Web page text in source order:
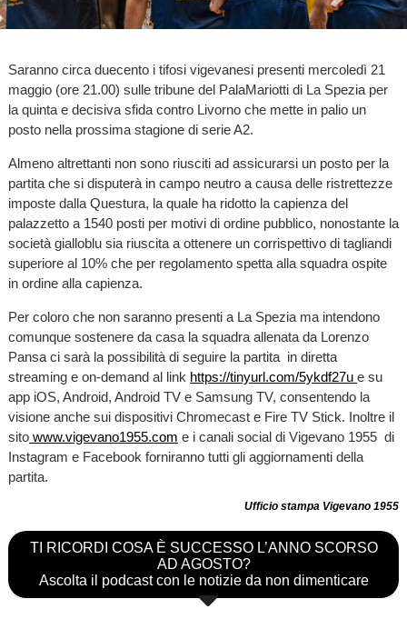
Saranno circa duecento i tifosi vigevanesi presenti mercoledì 21
maggio (ore 21.00) sulle tribune del PalaMariotti di La Spezia per
la quinta e decisiva sfida contro Livorno che mette in palio un
posto nella prossima stagione di serie A2.
Almeno altrettanti non sono riusciti ad assicurarsi un posto per la
partita che si disputerà in campo neutro a causa delle ristrettezze
imposte dalla Questura, la quale ha ridotto la capienza del
palazzetto a 1540 posti per motivi di ordine pubblico, nonostante la
società gialloblu sia riuscita a ottenere un corrispettivo di tagliandi
superiore al 10% che per regolamento spetta alla squadra ospite
in ordine alla capienza.
Per coloro che non saranno presenti a La Spezia ma intendono
comunque sostenere da casa la squadra allenata da Lorenzo
Pansa ci sarà la possibilità di seguire la partita in diretta
streaming e on-demand al link https://tinyurl.com/5ykdf27u e su
app iOS, Android, Android TV e Samsung TV, consentendo la
visione anche sui dispositivi Chromecast e Fire TV Stick. Inoltre il
sitowww.vigevano1955.com e i canali social di Vigevano 1955 di
Instagram e Facebook forniranno tutti gli aggiornamenti della
partita.
Ufficio stampa Vigevano 1955
TI RICORDI COSA È SUCCESSO L’ANNO SCORSO
AD AGOSTO?
Ascolta il podcast con le notizie da non dimenticare